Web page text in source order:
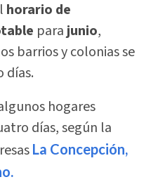
horario de
parajunio,
barrios y colonias se
días.
hogares
días, según la
La Concepción,